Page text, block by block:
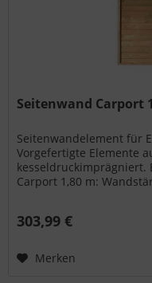
Seitenwand Carport
Seitenwandelement für
Vorgefertigte Elemente
kesseldruckimprägniert.
Carport 1,80 m:
303,99 €
Merken